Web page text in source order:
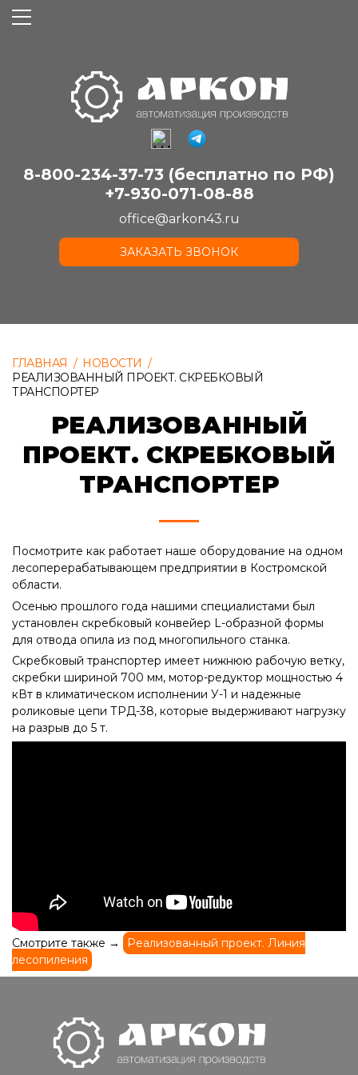
8-800-234-37-73 (бесплатно по РФ)
+7-930-071-08-88
office@arkon43.ru
ЗАКАЗАТЬ ЗВОНОК
ГЛАВНАЯ / НОВОСТИ /
РЕАЛИЗОВАННЫЙ ПРОЕКТ. СКРЕБКОВЫЙ
ТРАНСПОРТЕР
РЕАЛИЗОВАННЫЙ
ПРОЕКТ. СКРЕБКОВЫЙ
ТРАНСПОРТЕР
Посмотрите как работает наше оборудование на одном
лесоперерабатывающем предприятии в Костромской
области.
Осенью прошлого года нашими специалистами был
установлен скребковый конвейер L-образной формы
для отвода опила из под многопильного станка.
Скребковый транспортер имеет нижнюю рабочую ветку,
скребки шириной 700 мм, мотор-редуктор мощностью 4
кВт в климатическом исполнении У-1 и надежные
роликовые цепи ТРД-38, которые выдерживают нагрузку
на разрыв до 5 т.
Смотрите также →
Реализованный проект. Линия
лесопиления